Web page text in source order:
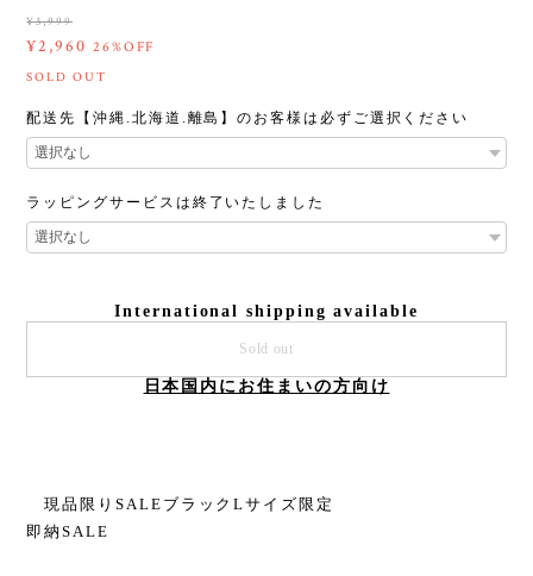
¥3,999
¥2,960 26%OFF
SOLD OUT
配送先【沖縄.北海道.離島】のお客様は必ずご選択ください
ラッピングサービスは終了いたしました
International shipping available
Sold out
日本国内にお住まいの方向け
現品限りSALEブラックLサイズ限定
即納SALE